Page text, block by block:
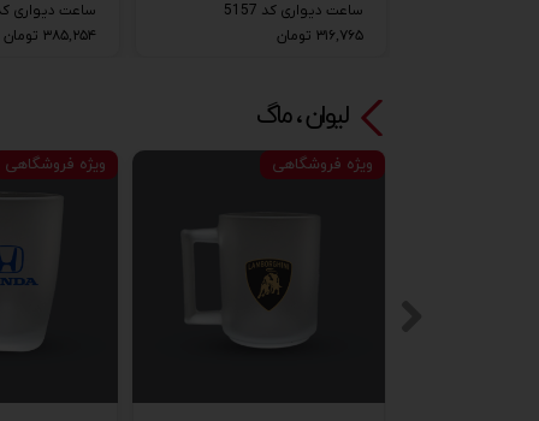
ساعت دیواری کد
۳۸۵,۲۵۴ تومان
ساعت دیواری کد 5157
۳۱۶,۷۶۵ تومان
ویژه فروشگاهی ویژه فروشگاهی
لیوان ، ماگ